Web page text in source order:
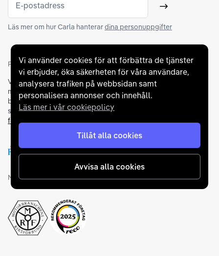
Vi använder cookies för att förbättra de tjänster
vi erbjuder, öka säkerheten för våra användare,
analysera trafiken på webbsidan samt
personalisera annonser och innehåll.
Läs mer i vår cookiepolicy
Tillåt alla cookies
Avvisa alla cookies
E-postadress Skicka
Läs mer om hur Carla hanterardina personuppgifter
Partners och betallösningar
Vi samarbetar medflertalet banker för att erbjuda dig bästa
möjliga finansieringslösning och stödjer en rad olika
betalningsmetoder. För att du ska känna dig trygg vid ditt köp
samarbetar vi med Folksam och AutoConcept gällande
försäkringar och garantier.
Medlemskap och utmärkelser